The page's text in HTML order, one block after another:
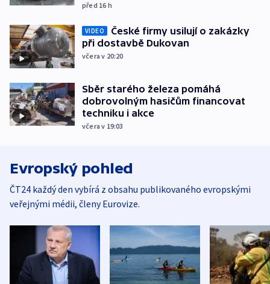
před 16 h
VIDEO
České firmy usilují o zakázky
při dostavbě Dukovan
včera v 20:20
Sběr starého železa pomáhá
dobrovolným hasičům financovat
techniku i akce
včera v 19:03
Evropský pohled
ČT24 každý den vybírá z obsahu publikovaného evropskými
veřejnými médii, členy Eurovize.